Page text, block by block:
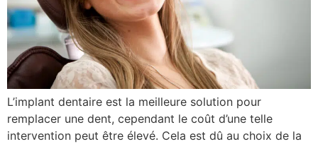
L’implant dentaire est la meilleure solution pour
remplacer une dent, cependant le coût d’une telle
intervention peut être élevé. Cela est dû au choix de la